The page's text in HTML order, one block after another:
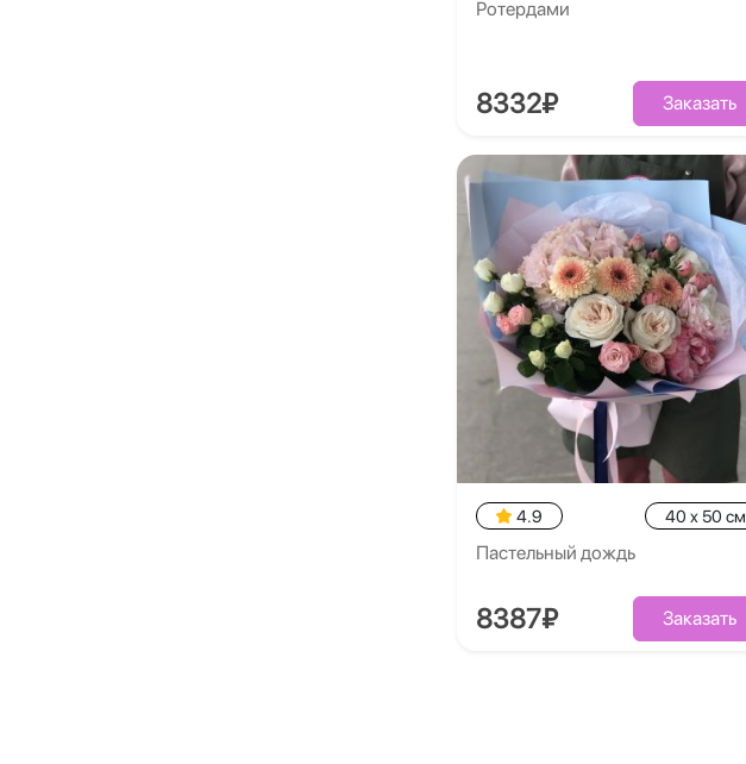
Ротердами
8332₽ Заказать
4.9 40 x 50 см
Пастельный дождь
8387₽ Заказать